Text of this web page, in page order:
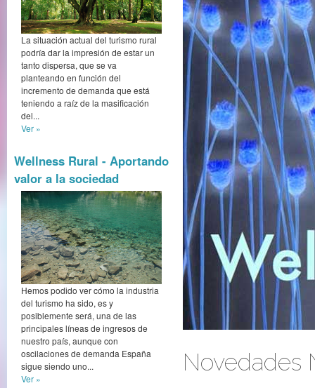
La situación actual del turismo rural
podría dar la impresión de estar un
tanto dispersa, que se va
planteando en función del
incremento de demanda que está
teniendo a raíz de la masificación
del...
Ver »
Wellness Rural - Aportando
valor a la sociedad
Hemos podido ver cómo la industria
del turismo ha sido, es y
posiblemente será, una de las
principales líneas de ingresos de
nuestro país, aunque con
oscilaciones de demanda España
sigue siendo uno...
Ver »
Novedades